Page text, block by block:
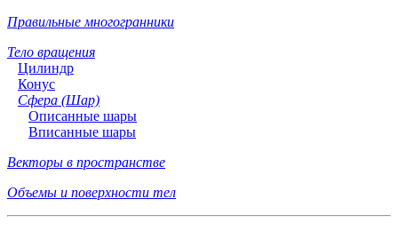
Правильные многогранники
Тело вращения
Цилиндр
Конус
Сфера (Шар)
Описанные шары
Вписанные шары
Векторы в пространстве
Объемы и поверхности тел